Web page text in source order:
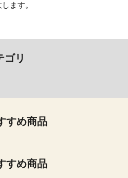
ます。
ゴリ
すめ商品
すめ商品